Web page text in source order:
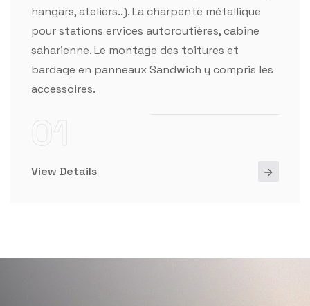
hangars, ateliers..). La charpente métallique
pour stations ervices autoroutières, cabine
saharienne. Le montage des toitures et
bardage en panneaux Sandwich y compris les
accessoires.
View Details